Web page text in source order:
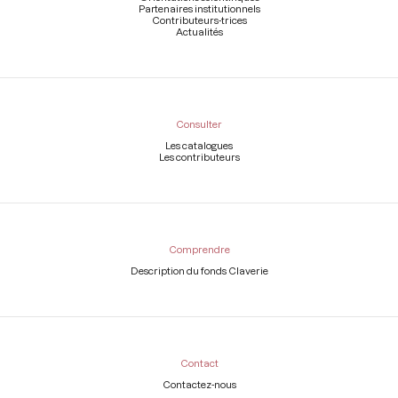
Partenaires institutionnels
Contributeurs-trices
Actualités
Consulter
Les catalogues
Les contributeurs
Comprendre
Description du fonds Claverie
Contact
Contactez-nous